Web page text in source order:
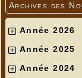
Archives des
Année 2026
Année 2025
Année 2024